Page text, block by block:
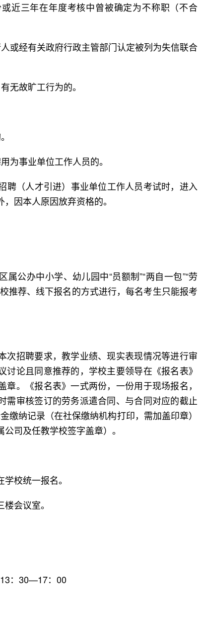
近三年在年度考核中曾被确定为不称职（不合
经有关政府行政主管部门认定被列为失信联合
故旷工行为的。
事业单位工作人员的。
（人才引进）事业单位工作人员考试时，进入
因本人原因放弃资格的。
公办中小学、幼儿园中“员额制”“两自一包”“劳
推荐、线下报名的方式进行，每名考生只能报考
招聘要求，教学业绩、现实表现情况等进行审
论且同意推荐的，学校主要领导在《报名表》
章。《报名表》一式两份，一份用于现场报名，
需审核签订的劳务派遣合同、与合同对应的截止
缴纳记录（在社保缴纳机构打印，需加盖印章）
司及任教学校签字盖章）。
校统一报名。
会议室。
30—17：00